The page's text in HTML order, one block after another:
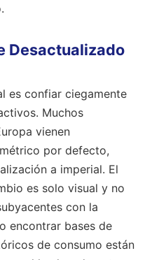
Desactualizado
es confiar ciegamente
Muchos
vienen
por defecto,
a imperial. El
es solo visual y no
con la
encontrar bases de
de consumo están